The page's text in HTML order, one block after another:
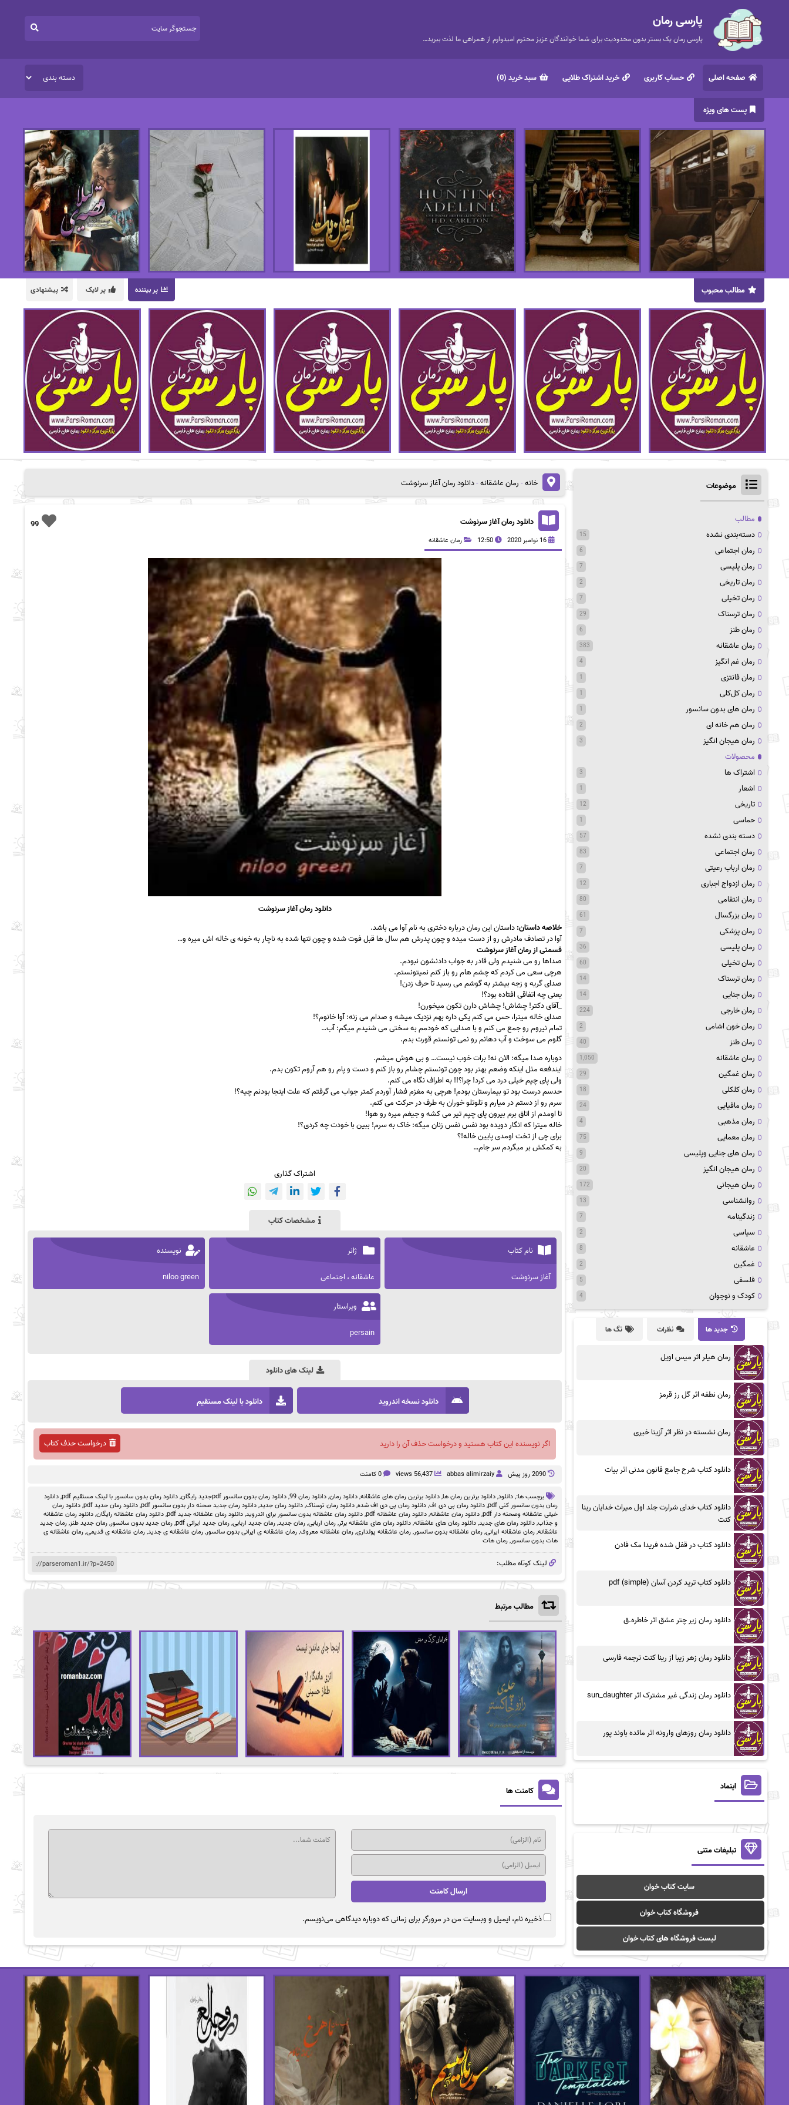
پارسی رمان
پارسی رمان یک بستر بدون محدودیت برای شما خوانندگان عزیز محترم امیدوارم از همراهی ما لذت ببرید…
صفحه اصلی حساب کاربری خرید اشتراک طلایی سبد خرید (0)
پست های ویژه
پر بیننده پر لایک پیشنهادی مطالب محبوب
خانه-رمان عاشقانه-دانلود رمان آغاز سرنوشت
99 دانلود رمان آغاز سرنوشت
16 نوامبر 2020 12:50 رمان عاشقانه
دانلود رمان آغاز سرنوشت
خلاصه داستان:داستان این رمان درباره دختری به نام آوا می باشد.
آوا در تصادف مادرش رو از دست میده و چون پدرش هم سال ها قبل فوت شده و چون تنها شده به ناچار به خونه ی خاله اش میره و…
قسمتی از رمان آغاز سرنوشت
صداها رو می شنیدم ولی قادر به جواب دادنشون نبودم.
هرچی سعی می کردم که چشم هام رو باز کنم نمیتونستم.
صدای گریه و زجه بیشتر به گوشم می رسید تا حرف زدن!
یعنی چه اتفاقی افتاده بود؟!
_آقای دکتر! چشاش! چشاش دارن تکون میخورن!
صدای خاله میترا، حس می کنم یکی داره بهم نزدیک میشه و صدام می زنه: آوا خانوم؟!
تمام نیروم رو جمع می کنم و با صدایی که خودمم به سختی می شنیدم میگم: آب…
گلوم می سوخت و آب دهانم رو نمی تونستم قورت بدم.
دوباره صدا میگه: الان نه! برات خوب نیست… و بی هوش میشم.
ایندفعه مثل اینکه وضعم بهتر بود چون تونستم چشام رو باز کنم و دست و پام رو هم آروم تکون بدم.
ولی پای چپم خیلی درد می کرد! چرا؟!! به اطراف نگاه می کنم.
حدسم درست بود تو بیمارستان بودم! هرچی به مغزم فشار آوردم کمتر جواب می گرفتم که علت اینجا بودنم چیه؟!
سرم رو از دستم در میارم و تلوتلو خوران به طرف در حرکت می کنم.
تا اومدم از اتاق برم بیرون پای چپم تیر می کشه و جیغم میره رو هوا!
خاله میترا که انگار دویده بود نفس نفس زنان میگه: خاک به سرم! ببین با خودت چه کردی؟!
برای چی از تخت اومدی پایین خاله!؟
به کمکش بر میگردم سر جام…
اشتراک گذاری
مشخصات کتاب
نام کتاب
آغاز سرنوشت
ژانر
عاشقانه ، اجتماعی
نویسنده
niloo green
ویراستار
persain
لینک های دانلود
دانلود نسخه اندروید دانلود با لینک مستقیم
اگر نویسنده این کتاب هستید و درخواست حذف آن را دارید درخواست حذف کتاب
2090 روز پيش abbas alimirzaiy
56,437 views 0 کامنت
برچسب ها:,دانلود,دانلود برترین رمان ها,دانلود برترین رمان های عاشقانه,دانلود رمان,دانلود رمان 99 ,دانلود رمان بدون سانسور pdfجدید رایگان ,دانلود رمان بدون سانسور با لینک مستقیم pdf ,دانلود
رمان بدون سانسور کنی pdf
,دانلود رمان پی دی اف,دانلود رمان پی دی اف شده,دانلود رمان ترسناک,دانلود رمان جدید,دانلود رمان جدید صحنه دار بدون سانسور pdf ,دانلود رمان حدید pdf ,دانلود رمان
خیلی عاشقانه وصحنه دار pdf
,دانلود رمان عاشقانه,دانلود رمان عاشقانه pdf ,دانلود رمان عاشقانه بدون سانسور برای اندروید,دانلود رمان عاشقانه جدید pdf ,دانلود رمان عاشقانه رایگان,دانلود رمان عاشقانه
و جذاب,دانلود رمان های جدید,دانلود رمان های عاشقانه,دانلود رمان های عاشقانه برتر,رمان اربابی,رمان جدید,رمان جدید اربابی,رمان جدید ایرانی pdf ,رمان جدید بدون سانسور,رمان جدید طنز,رمان جدید
عاشقانه,رمان عاشقانه ایرانی,رمان عاشقانه بدون سانسور,رمان عاشقانه پولداری,رمان عاشقانه معروف,رمان عاشقانه ی ایرانی بدون سانسور,رمان عاشقانه ی جدید,رمان عاشقانه ی قدیمی,رمان عاشقانه ی
هات بدون سانسور,رمان هات
لینک کوتاه مطلب:
مطالب مرتبط
کامنت ها
ذخیره نام، ایمیل و وبسایت من در مرورگر برای زمانی که دوباره دیدگاهی می‌نویسم.
موضوعات
مطالب
دسته‌بندی نشده
15
رمان اجتماعی 6
رمان پلیسی 7
رمان تاریخی 2
رمان تخیلی 7
رمان ترسناک 29
رمان طنز 6
رمان عاشقانه 383
رمان غم انگیز 4
رمان فانتزی 1
رمان کل‌کلی 1
رمان های بدون سانسور 1
رمان هم خانه ای 2
رمان هیجان انگیز 3
محصولات
اشتراک ها
3
اشعار 1
تاریخی 12
حماسی 1
دسته بندی نشده 57
رمان اجتماعی 83
رمان ارباب رعیتی 7
رمان ازدواج اجباری 12
رمان انتقامی 80
رمان بزرگسال 61
رمان پزشکی 7
رمان پلیسی 36
رمان تخیلی 60
رمان ترسناک 14
رمان جنایی 14
رمان خارجی 224
رمان خون اشامی 2
رمان طنز 40
رمان عاشقانه 1,050
رمان غمگین 29
رمان کلکلی 18
رمان مافیایی 24
رمان مذهبی 4
رمان معمایی 75
رمان های جنایی وپلیسی 9
رمان هیجان انگیز 20
رمان هیجانی 172
روانشناسی 13
زندگینامه 7
سیاسی 2
عاشقانه 8
غمگین 2
فلسفی 5
کودک و نوجوان 4
جدید ها نظرات تگ ها
رمان هیلر اثر میس اویل
رمان نطفه اثر گل رز قرمز
رمان نشسته در نظر اثر آزیتا خیری
دانلود کتاب شرح جامع قانون مدنی اثر بیات
دانلود کتاب خدای شرارت جلد اول میراث خدایان رینا
کنت
دانلود کتاب در قفل شده فریدا مک فادن
دانلود کتاب ترید کردن آسان (simple) pdf
دانلود رمان زیر چتر عشق اثر خاطره.ق
دانلود رمان زهر زیبا از رینا کنت ترجمه فارسی
دانلود رمان زندگی غیر مشترک اثر sun_daughter
دانلود رمان روزهای وارونه اثر مائده باوند پور
اینماد
تبلیغات متنی
سایت کتاب خوان
فروشگاه کتاب خوان
لیست فروشگاه های کتاب خوان